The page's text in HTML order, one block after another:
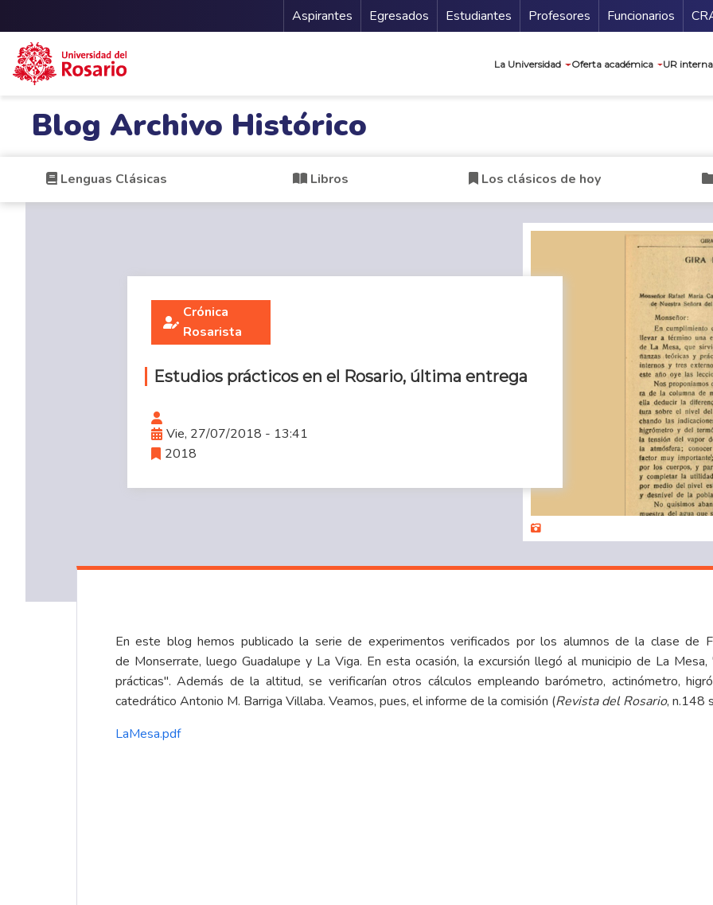
Menu Secundario
Aspirantes Egresados Estudiantes Profesores Funcionarios
La Universidad Oferta académica UR
Blog Archivo Histórico
Lenguas Clásicas Libros Los clásicos de hoy
Crónica
Rosarista
Estudios prácticos en el Rosario, última entrega
Vie, 27/07/2018 - 13:41
2018
En este blog hemos publicado la serie de experimentos verificados por los alumnos de la clase de
de Monserrate, luego Guadalupe y La Viga. En esta ocasión, la excursión llegó al municipio de La
prácticas". Además de la altitud, se verificarían otros cálculos empleando barómetro, actinómetro,
catedrático Antonio M. Barriga Villaba. Veamos, pues, el informe de la comisión (Revista del Rosario, n.148
LaMesa.pdf